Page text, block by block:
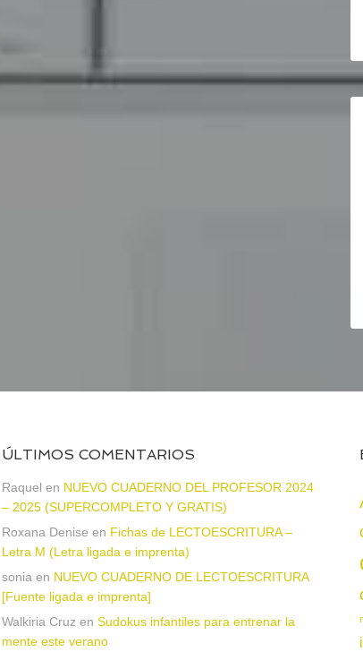
ÚLTIMOS COMENTARIOS
Raquel en NUEVO CUADERNO DEL PROFESOR 2024
– 2025 (SUPERCOMPLETO Y GRATIS)
Roxana Denise en Fichas de LECTOESCRITURA –
Letra M (Letra ligada e imprenta)
sonia en NUEVO CUADERNO DE LECTOESCRITURA
[Fuente ligada e imprenta]
Walkiria Cruz en Sudokus infantiles para entrenar la
mente este verano